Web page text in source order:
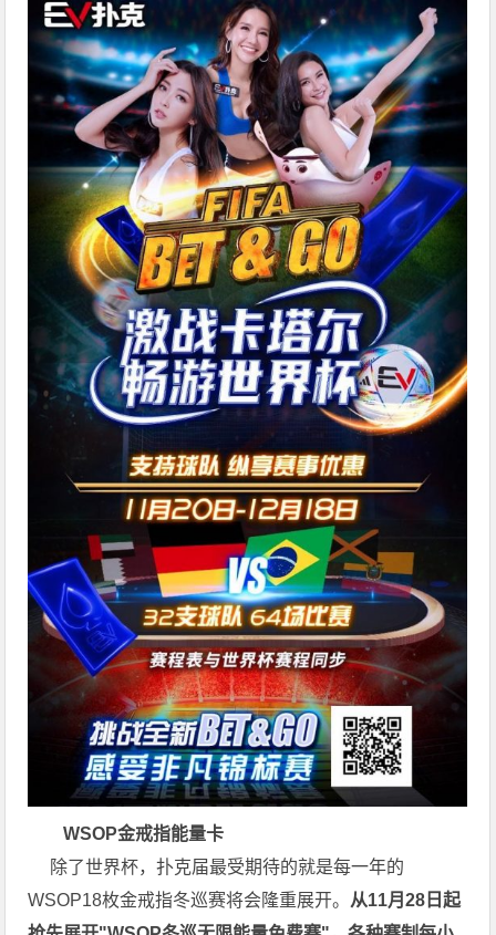
WSOP金戒指能量卡
除了世界杯，扑克届最受期待的就是每一年的
WSOP18枚金戒指冬巡赛将会隆重展开。 从11月28日起